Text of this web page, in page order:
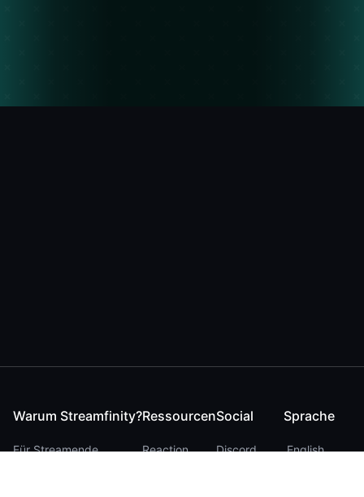
Warum Streamfinity?
Für Streamende
Ressourcen
Reaction
Social
Discord
Sprache
English